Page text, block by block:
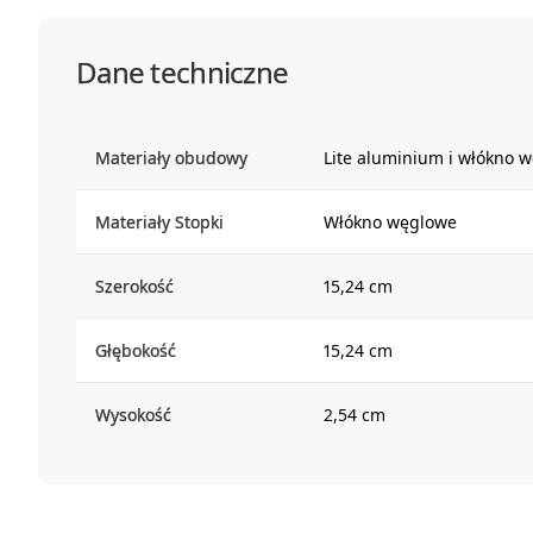
Dane techniczne
Materiały obudowy Lite aluminium i włókno
Materiały Stopki Włókno węglowe
Szerokość 15,24 cm
Głębokość 15,24 cm
Wysokość 2,54 cm